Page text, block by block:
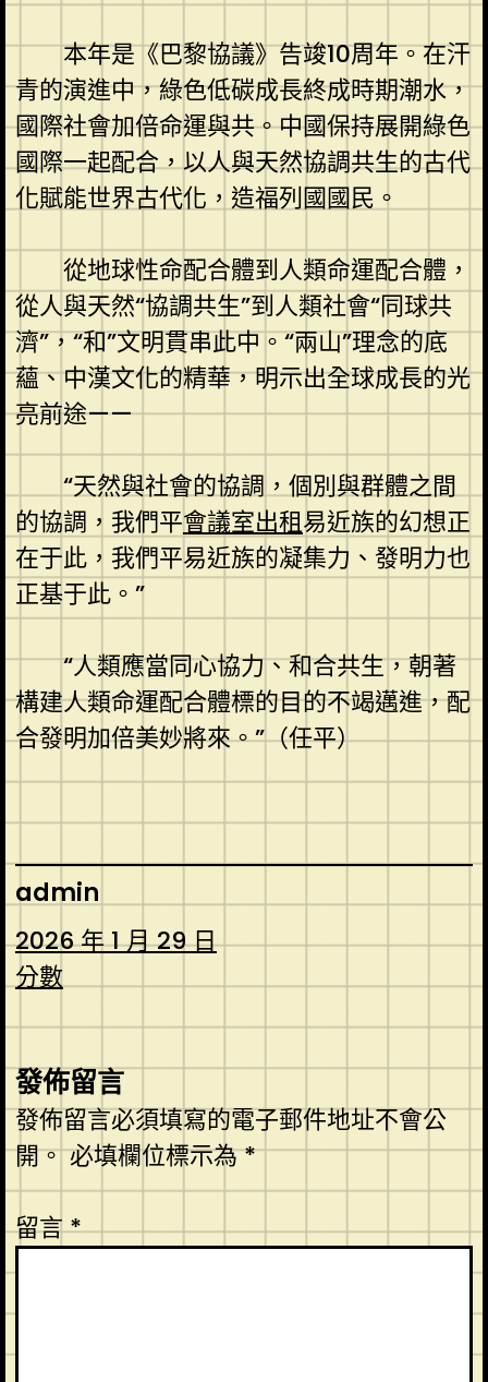
本年是《巴黎協議》告竣10周年。在汗
青的演進中，綠色低碳成長終成時期潮水，
國際社會加倍命運與共。中國保持展開綠色
國際一起配合，以人與天然協調共生的古代
化賦能世界古代化，造福列國國民。
從地球性命配合體到人類命運配合體，
從人與天然“協調共生”到人類社會“同球共
濟”，“和”文明貫串此中。“兩山”理念的底
蘊、中漢文化的精華，明示出全球成長的光
亮前途——
“天然與社會的協調，個別與群體之間
的協調，我們平會議室出租易近族的幻想正
在于此，我們平易近族的凝集力、發明力也
正基于此。”
“人類應當同心協力、和合共生，朝著
構建人類命運配合體標的目的不竭邁進，配
合發明加倍美妙將來。”（任平）
admin
2026 年 1 月 29 日
分數
發佈留言
發佈留言必須填寫的電子郵件地址不會公
開。必填欄位標示為*
留言*